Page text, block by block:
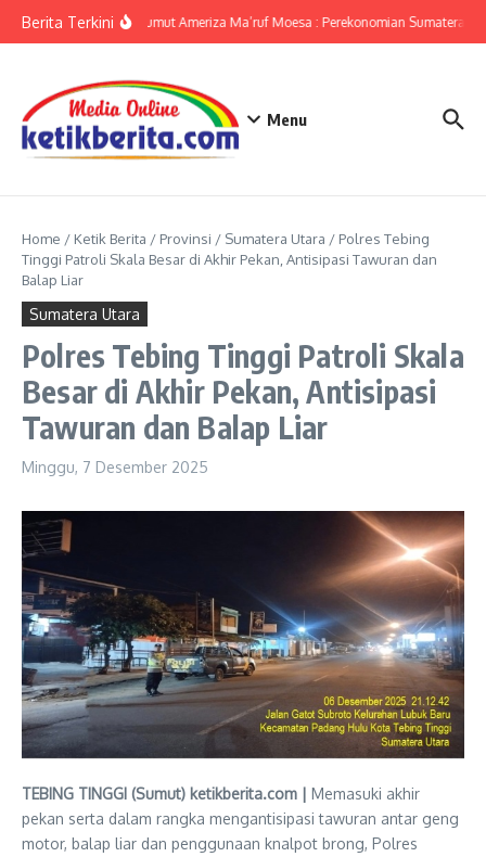
Berita TerkiniKPwBI Sumut Ameriza Ma’ruf Moesa : Perekonomian Sumatera
Menu
Home / Ketik Berita / Provinsi / Sumatera Utara / Polres Tebing
Tinggi Patroli Skala Besar di Akhir Pekan, Antisipasi Tawuran dan
Balap Liar
Sumatera Utara
Polres Tebing Tinggi Patroli Skala
Besar di Akhir Pekan, Antisipasi
Tawuran dan Balap Liar
Minggu, 7 Desember 2025
TEBING TINGGI (Sumut) ketikberita.com | Memasuki akhir
pekan serta dalam rangka mengantisipasi tawuran antar geng
motor, balap liar dan penggunaan knalpot brong, Polres